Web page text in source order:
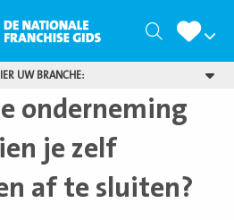
Zoeken
UW BRANCHE:
onderneming
je zelf
af te sluiten?